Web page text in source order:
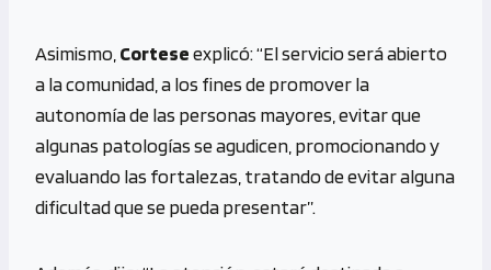
Asimismo, Corteseexplicó: “El servicio será abierto
a la comunidad, a los fines de promover la
autonomía de las personas mayores, evitar que
algunas patologías se agudicen, promocionando y
evaluando las fortalezas, tratando de evitar alguna
dificultad que se pueda presentar”.